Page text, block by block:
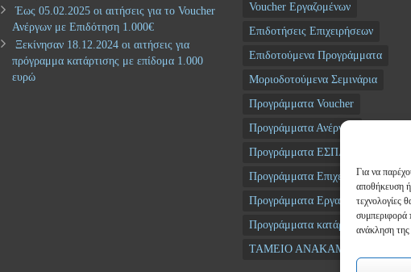
Για να
αποθήκευση
τεχνολογίες
συμπεριφορά
ανάκληση της
Έως 05.02.2025 οι αιτήσεις για το Voucher
Ανέργων με Επιδότηση 1.000€
Ξεκίνησαν 18.12.2024 οι αιτήσεις για
πρόγραμμα κατάρτισης με επίδομα 1.000
ευρώ
Voucher Εργαζομένων
Επιδοτήσεις Επιχειρήσεων
Επιδοτούμενα Προγράμματα
Μοριοδοτούμενα Σεμινάρια
Προγράμματα Voucher
Προγράμματα Ανέργων
Προγράμματα ΕΣΠΑ
Προγράμματα Επιχειρήσεων
Προγράμματα Εργαζομένων
Προγράμματα κατάρτισης
ΤΑΜΕΙΟ ΑΝΑΚΑΜΨΗΣ